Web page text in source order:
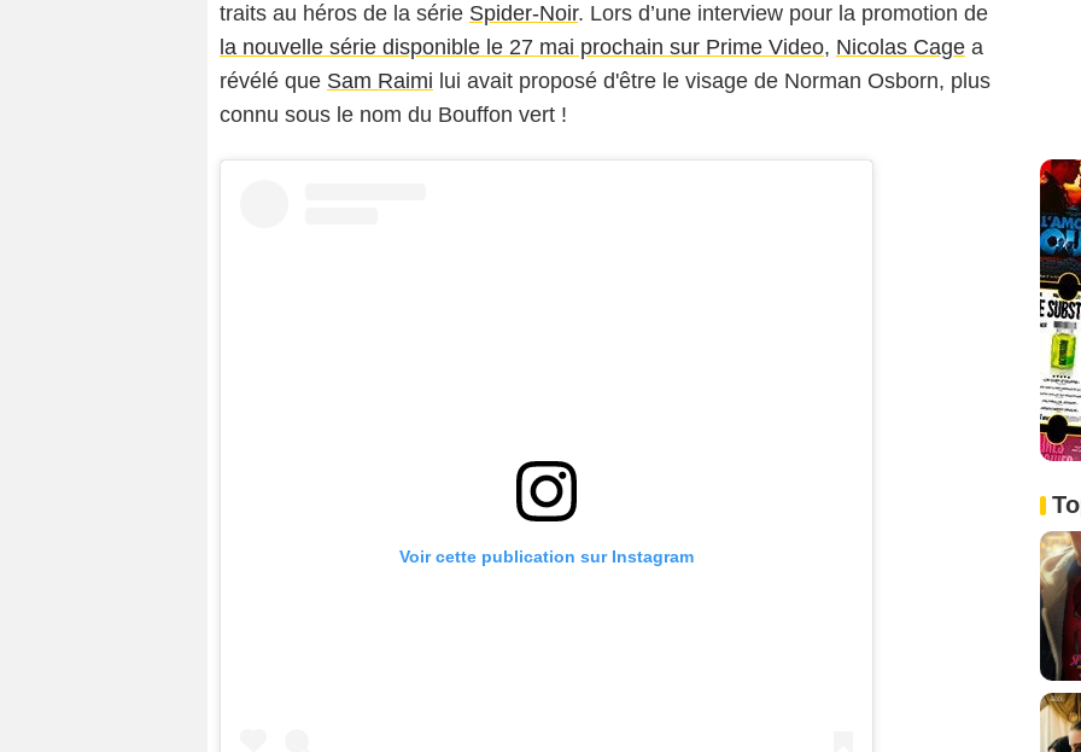
traits au héros de la série Spider-Noir. Lors d’une interview pour la promotion de
la nouvelle série disponible le 27 mai prochain sur Prime Video, Nicolas Cage a
révélé que Sam Raimi lui avait proposé d'être le visage de Norman Osborn, plus
connu sous le nom du Bouffon vert !
Voir cette publication sur Instagram